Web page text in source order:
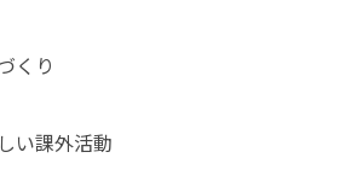
くり
い課外活動